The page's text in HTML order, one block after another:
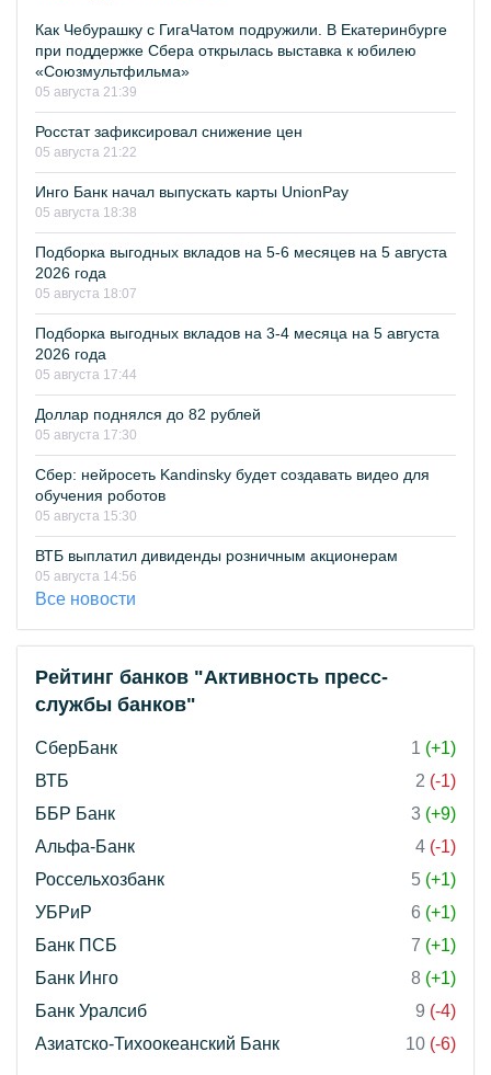
Как Чебурашку с ГигаЧатом подружили. В Екатеринбурге
при поддержке Сбера открылась выставка к юбилею
«Союзмультфильма»
05 августа 21:39
Росстат зафиксировал снижение цен
05 августа 21:22
Инго Банк начал выпускать карты UnionPay
05 августа 18:38
Подборка выгодных вкладов на 5-6 месяцев на 5 августа
2026 года
05 августа 18:07
Подборка выгодных вкладов на 3-4 месяца на 5 августа
2026 года
05 августа 17:44
Доллар поднялся до 82 рублей
05 августа 17:30
Сбер: нейросеть Kandinsky будет создавать видео для
обучения роботов
05 августа 15:30
ВТБ выплатил дивиденды розничным акционерам
05 августа 14:56
Все новости
Рейтинг банков "Активность пресс-
службы банков"
СберБанк 1 (+1)
ВТБ
2 (-1)
ББР Банк
3 (+9)
Альфа-Банк
4 (-1)
Россельхозбанк
5 (+1)
УБРиР
6 (+1)
Банк ПСБ
7 (+1)
Банк Инго
8 (+1)
Банк Уралсиб
9 (-4)
Азиатско-Тихоокеанский Банк
10 (-6)